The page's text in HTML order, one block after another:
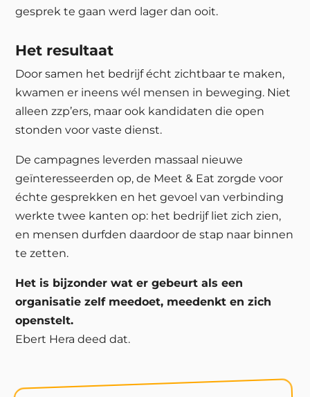
gesprek te gaan werd lager dan ooit.
Het resultaat
Door samen het bedrijf écht zichtbaar te maken,
kwamen er ineens wél mensen in beweging. Niet
alleen zzp’ers, maar ook kandidaten die open
stonden voor vaste dienst.
De campagnes leverden massaal nieuwe
geïnteresseerden op, de Meet & Eat zorgde voor
échte gesprekken en het gevoel van verbinding
werkte twee kanten op: het bedrijf liet zich zien,
en mensen durfden daardoor de stap naar binnen
te zetten.
Het is bijzonder wat er gebeurt als een
organisatie zelf meedoet, meedenkt en zich
openstelt.
Ebert Hera deed dat.